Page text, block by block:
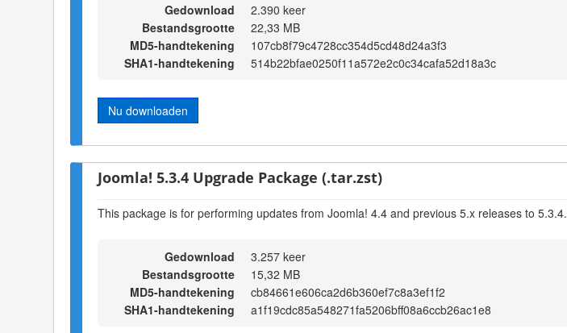
Gedownload
2.390 keer
Bestandsgrootte
22,33 MB
MD5-handtekening
107cb8f79c4728cc354d5cd48d24a3f3
SHA1-handtekening
514b22bfae0250f11a572e2c0c34cafa52d18a3c
Nu downloaden
Joomla! 5.3.4 Upgrade Package (.tar.zst)
This package is for performing updates from Joomla! 4.4 and previous 5.x releases to 5.3.4.
Gedownload
3.257 keer
Bestandsgrootte
15,32 MB
MD5-handtekening
cb84661e606ca2d6b360ef7c8a3ef1f2
SHA1-handtekening
a1f19cdc85a548271fa5206bff08a6ccb26ac1e8